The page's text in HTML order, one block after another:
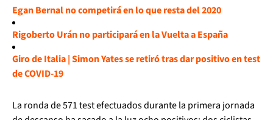
Egan Bernal no competirá en lo que resta del 2020
Rigoberto Urán no participará en la Vuelta a España
Giro de Italia | Simon Yates se retiró tras dar positivo en test
de COVID-19
La ronda de 571 test efectuados durante la primera jornada